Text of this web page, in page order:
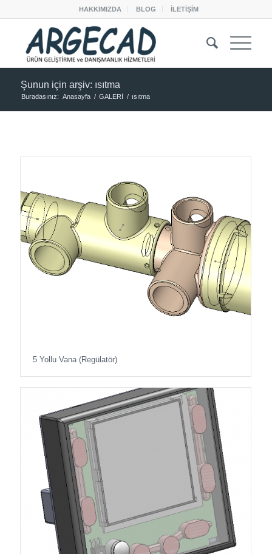
HAKKIMIZDA BLOG İLETİŞİM
Şunun için arşiv: ısıtma
Buradasınız: Anasayfa / GALERİ / ısıtma
5 Yollu Vana (Regülatör)